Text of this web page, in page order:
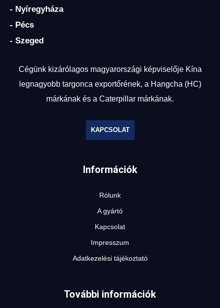
- Nyíregyháza
- Pécs
- Szeged
Cégünk kizárólagos magyarországi képviselője Kína
legnagyobb targonca exportőrének, a Hangcha (HC)
márkának és a Caterpillar márkának.
KAPCSOLAT
Információk
Rólunk
A gyártó
Kapcsolat
Impresszum
Adatkezelési tájékoztató
További információk